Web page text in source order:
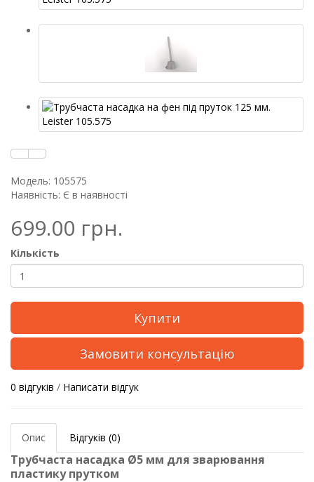
Модель: 105575
Наявність: Є в наявності
699.00 грн.
Кількість
Купити
Замовити консультацію
0 відгуків / Написати відгук
Опис Відгуків (0)
Трубчаста насадка Ø5 мм для зварювання
пластику прутком